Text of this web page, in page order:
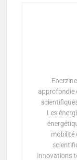
approfondie
Les
mobilité
innovations